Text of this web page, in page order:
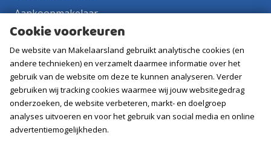
Aankoopmakelaar
Contact
Vacatures
Volg ons
Cookie voorkeuren
De website van Makelaarsland gebruikt analytische cookies (en
andere technieken) en verzamelt daarmee informatie over het
gebruik van de website om deze te kunnen analyseren. Verder
gebruiken wij tracking cookies waarmee wij jouw websitegedrag
onderzoeken, de website verbeteren, markt- en doelgroep
analyses uitvoeren en voor het gebruik van social media en online
advertentiemogelijkheden.